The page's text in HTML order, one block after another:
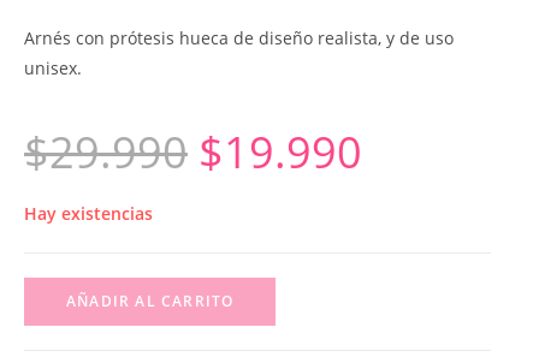
Arnés con prótesis hueca de diseño realista, y de uso
unisex.
$29.990 $19.990
Hay existencias
AÑADIR AL CARRITO